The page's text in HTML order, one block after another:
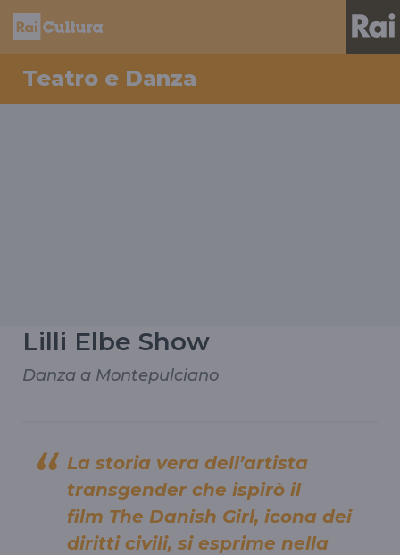
Teatro e Danza
Lilli Elbe Show
Danza a Montepulciano
La storia vera dell’artista
transgender che ispirò il
film The Danish Girl, icona dei
diritti civili, si esprime nella